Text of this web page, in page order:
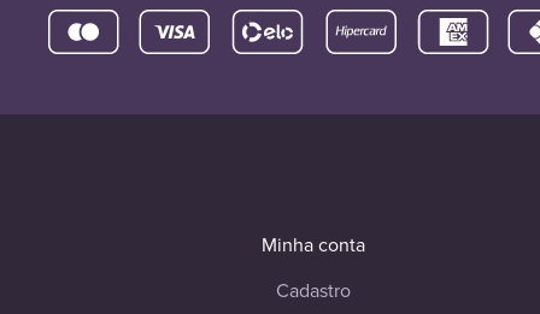
Minha conta
Cadastro